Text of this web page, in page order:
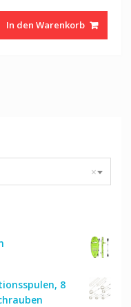
war:
CHF 212.00
In den Warenkorb
×
8